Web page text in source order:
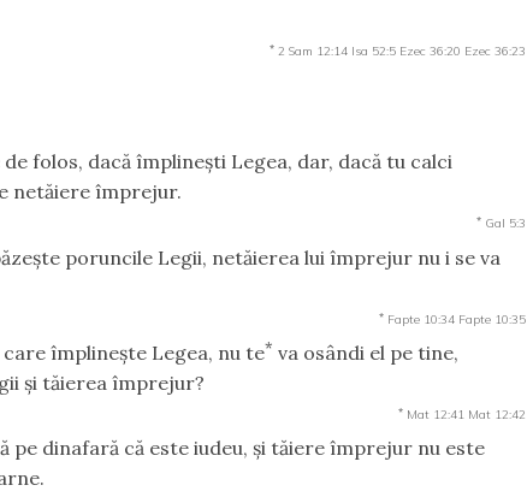
* 2 Sam 12:14 Isa 52:5 Ezec 36:20 Ezec 36:23
folos, dacă împlineşti Legea, dar, dacă tu calci
netăiere împrejur.
* Gal 5:3
poruncile Legii, netăierea lui împrejur nu i se va
* Fapte 10:34 Fapte 10:35
împlineşte Legea, nu te* va osândi el pe tine,
şi tăierea împrejur?
* Mat 12:41 Mat 12:42
pe dinafară că este iudeu, şi tăiere împrejur nu este